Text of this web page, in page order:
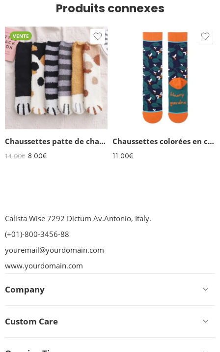
Produits connexes
VENTE
Chaussettes patte de chat femme
14.00€ 8.00€
Chaussettes colorées en coton femmes Honey Garden
11.00€
Calista Wise 7292 Dictum Av.Antonio, Italy.
(+01)-800-3456-88
youremail@yourdomain.com
www.yourdomain.com
Company
Custom Care